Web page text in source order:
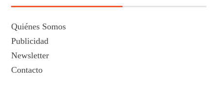
Quiénes Somos
Publicidad
Newsletter
Contacto